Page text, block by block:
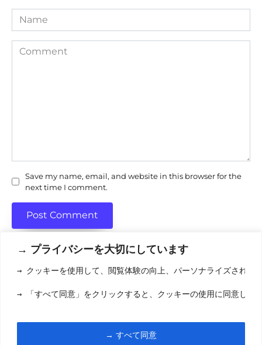
→ プライバシーを大切にしています
→ クッキーを使用して、閲覧体験の向上、パーソナライズされた
→ 「すべて同意」をクリックすると、クッキーの使用に同意した
→ すべて同意
Name
Comment
Save my name, email, and website in this browser for the
next time I comment.
利用規約(りようきやく